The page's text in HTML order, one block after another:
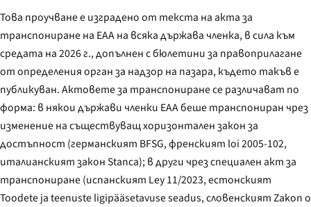
Това проучване е изградено от текста на акта за
транспониране на EAA на всяка държава членка, в сила към
средата на 2026 г., допълнен с бюлетини за правоприлагане
от определения орган за надзор на пазара, където такъв е
публикуван. Актовете за транспониране се различават по
форма: в някои държави членки EAA беше транспониран чрез
изменение на съществуващ хоризонтален закон за
достъпност (германският BFSG, френският loi 2005-102,
италианският закон Stanca); в други чрез специален акт за
транспониране (испанският Ley 11/2023, естонският
Toodete ja teenuste ligipääsetavuse seadus, словенскиятZakon o